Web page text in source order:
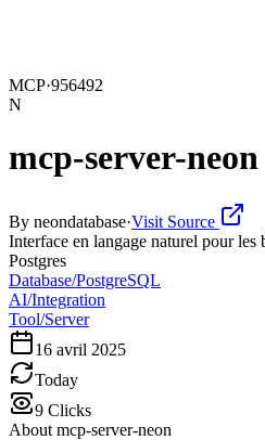
MCP·956492
N
mcp-server-neon
By neondatabase·Visit Source
Interface en langage naturel pour les
Postgres
Database/PostgreSQL
AI/Integration
Tool/Server
16 avril 2025
Today
9 Clicks
About mcp-server-neon